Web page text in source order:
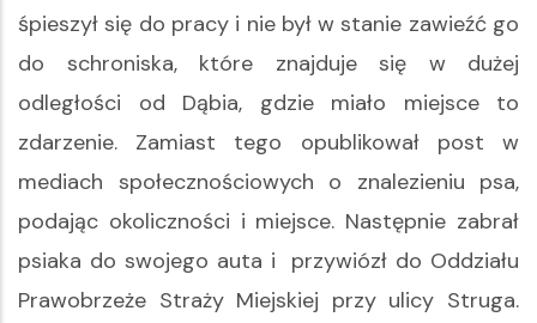
śpieszył się do pracy i nie był w stanie zawieźć go
do schroniska, które znajduje się w dużej
odległości od Dąbia, gdzie miało miejsce to
zdarzenie. Zamiast tego opublikował post w
mediach społecznościowych o znalezieniu psa,
podając okoliczności i miejsce. Następnie zabrał
psiaka do swojego auta i przywiózł do Oddziału
Prawobrzeże Straży Miejskiej przy ulicy Struga.